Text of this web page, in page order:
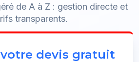
de A à Z : gestion directe et
transparents.
devis gratuit